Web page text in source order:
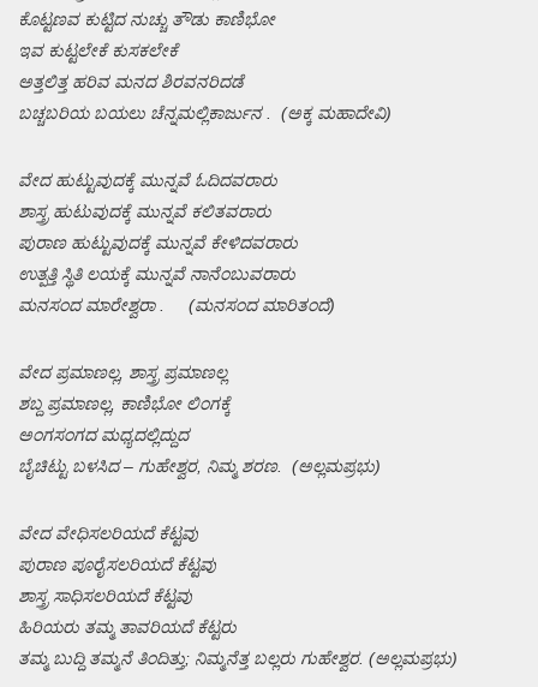
ಕೊಟ್ಟಣವ ಕುಟ್ಟಿದ ನುಚ್ಚು ತೌಡು ಕಾಣಿಭೋ
ಇವ ಕುಟ್ಟಲೇಕೆ ಕುಸಕಲೇಕೆ
ಅತ್ತಲಿತ್ತ ಹರಿವ ಮನದ ಶಿರವನರಿದಡೆ
ಬಚ್ಚಬರಿಯ ಬಯಲು ಚೆನ್ನಮಲ್ಲಿಕಾರ್ಜುನ . (ಅಕ್ಕ ಮಹಾದೇವಿ)
ವೇದ ಹುಟ್ಟುವುದಕ್ಕೆ ಮುನ್ನವೆ ಓದಿದವರಾರು
ಶಾಸ್ತ್ರ ಹುಟುವುದಕ್ಕೆ ಮುನ್ನವೆ ಕಲಿತವರಾರು
ಪುರಾಣ ಹುಟ್ಟುವುದಕ್ಕೆ ಮುನ್ನವೆ ಕೇಳಿದವರಾರು
ಉತ್ಪತ್ತಿ ಸ್ಥಿತಿ ಲಯಕ್ಕೆ ಮುನ್ನವೆ ನಾನೆಂಬುವರಾರು
ಮನಸಂದ ಮಾರೇಶ್ವರಾ . (ಮನಸಂದ ಮಾರಿತಂದೆ)
ವೇದ ಪ್ರಮಾಣಲ್ಲ, ಶಾಸ್ತ್ರ ಪ್ರಮಾಣಲ್ಲ
ಶಬ್ದ ಪ್ರಮಾಣಲ್ಲ, ಕಾಣಿಭೋ ಲಿಂಗಕ್ಕೆ
ಅಂಗಸಂಗದ ಮಧ್ಯದಲ್ಲಿದ್ದುದ
ಬೈಚಿಟ್ಟು ಬಳಸಿದ – ಗುಹೇಶ್ವರ, ನಿಮ್ಮ ಶರಣ. (ಅಲ್ಲಮಪ್ರಭು)
ವೇದ ವೇಧಿಸಲರಿಯದೆ ಕೆಟ್ಟವು
ಪುರಾಣ ಪೂರೈಸಲರಿಯದೆ ಕೆಟ್ಟವು
ಶಾಸ್ತ್ರ ಸಾಧಿಸಲರಿಯದೆ ಕೆಟ್ಟವು
ಹಿರಿಯರು ತಮ್ಮ ತಾವರಿಯದೆ ಕೆಟ್ಟರು
ತಮ್ಮ ಬುದ್ದಿ ತಮ್ಮನೆ ತಿಂದಿತ್ತು; ನಿಮ್ಮನೆತ್ತ ಬಲ್ಲರು ಗುಹೇಶ್ವರ. (ಅಲ್ಲಮಪ್ರಭು)